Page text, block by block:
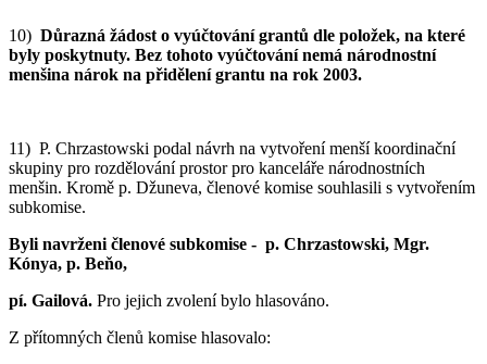
10) Důrazná žádost o vyúčtování grantů dle položek, na které
byly poskytnuty. Bez tohoto vyúčtování nemá národnostní
menšina nárok na přidělení grantu na rok 2003.
11) P. Chrzastowski podal návrh na vytvoření menší koordinační
skupiny pro rozdělování prostor pro kanceláře národnostních
menšin. Kromě p. Džuneva, členové komise souhlasili s vytvořením
subkomise.
Byli navrženi členové subkomise - p. Chrzastowski, Mgr.
Kónya, p. Beňo,
pí. Gailová. Pro jejich zvolení bylo hlasováno.
Z přítomných členů komise hlasovalo: